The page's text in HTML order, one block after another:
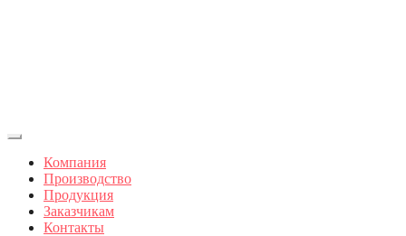
Компания
Производство
Продукция
Заказчикам
Контакты